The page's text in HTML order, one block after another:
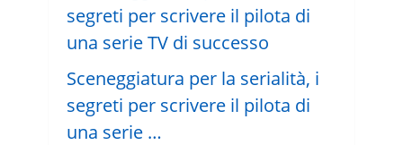
Sceneggiatura per la serialità, i
segreti per scrivere il pilota di
una serie …